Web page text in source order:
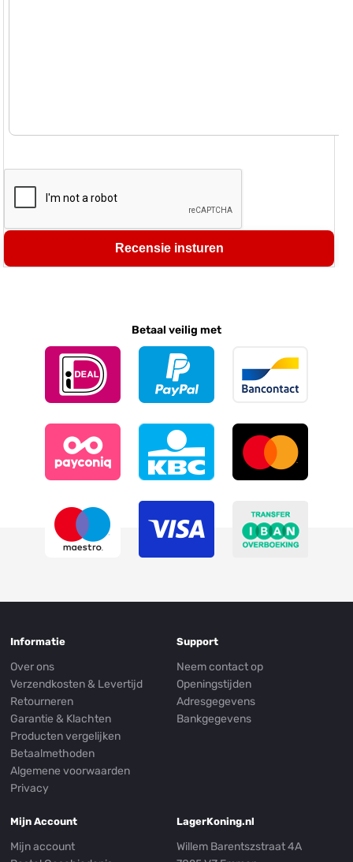
Recensie insturen
Betaal veilig met
Informatie
Over ons
Verzendkosten & Levertijd
Retourneren
Garantie & Klachten
Producten vergelijken
Betaalmethoden
Algemene voorwaarden
Privacy
Support
Neem contact op
Openingstijden
Adresgegevens
Bankgegevens
Mijn Account
Mijn account
LagerKoning.nl
Willem Barentszstraat 4A